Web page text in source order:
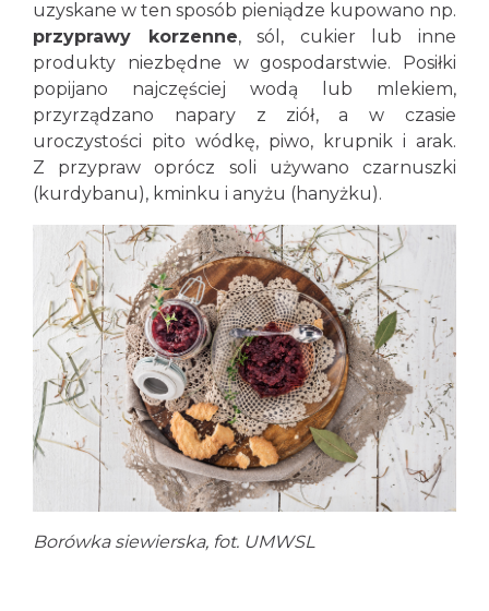
uzyskane w ten sposób pieniądze kupowano np.
przyprawy korzenne, sól, cukier lub inne
produkty niezbędne w gospodarstwie. Posiłki
popijano najczęściej wodą lub mlekiem,
przyrządzano napary z ziół, a w czasie
uroczystości pito wódkę, piwo, krupnik i arak.
Z przypraw oprócz soli używano czarnuszki
(kurdybanu), kminku i anyżu (hanyżku).
Borówka siewierska, fot. UMWSL